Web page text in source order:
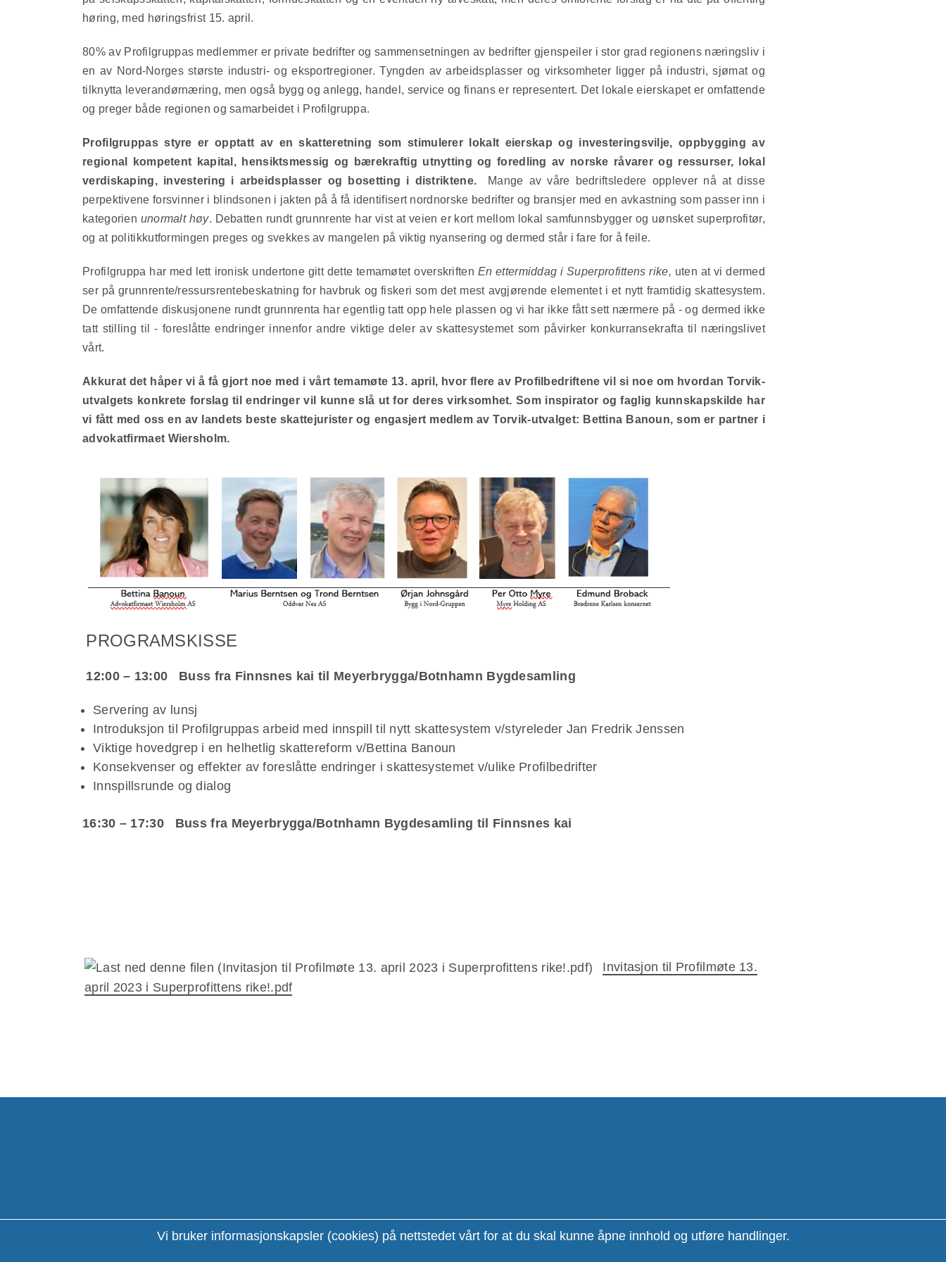
høring, med høringsfrist 15. april.
80% av Profilgruppas medlemmer er private bedrifter og sammensetningen av bedrifter gjenspeiler i stor grad regionens næringsliv i
en av Nord-Norges største industri- og eksportregioner. Tyngden av arbeidsplasser og virksomheter ligger på industri, sjømat og
tilknytta leverandørnæring, men også bygg og anlegg, handel, service og finans er representert. Det lokale eierskapet er omfattende
og preger både regionen og samarbeidet i Profilgruppa.
Profilgruppas styre er opptatt av en skatteretning som stimulerer lokalt eierskap og investeringsvilje, oppbygging av
regional kompetent kapital, hensiktsmessig og bærekraftig utnytting og foredling av norske råvarer og ressurser, lokal
verdiskaping, investering i arbeidsplasser og bosetting i distriktene. Mange av våre bedriftsledere opplever nå at disse
perpektivene forsvinner i blindsonen i jakten på å få identifisert nordnorske bedrifter og bransjer med en avkastning som passer inn i
kategorien unormalt høy. Debatten rundt grunnrente har vist at veien er kort mellom lokal samfunnsbygger og uønsket superprofitør,
og at politikkutformingen preges og svekkes av mangelen på viktig nyansering og dermed står i fare for å feile.
Profilgruppa har med lett ironisk undertone gitt dette temamøtet overskriften En ettermiddag i Superprofittens rike, uten at vi dermed
ser på grunnrente/ressursrentebeskatning for havbruk og fiskeri som det mest avgjørende elementet i et nytt framtidig skattesystem.
De omfattende diskusjonene rundt grunnrenta har egentlig tatt opp hele plassen og vi har ikke fått sett nærmere på - og dermed ikke
tatt stilling til - foreslåtte endringer innenfor andre viktige deler av skattesystemet som påvirker konkurransekrafta til næringslivet
vårt.
Akkurat det håper vi å få gjort noe med i vårt temamøte 13. april, hvor flere av Profilbedriftene vil si noe om hvordan Torvik-
utvalgets konkrete forslag til endringer vil kunne slå ut for deres virksomhet. Som inspirator og faglig kunnskapskilde har
vi fått med oss en av landets beste skattejurister og engasjert medlem av Torvik-utvalget: Bettina Banoun, som er partner i
advokatfirmaet Wiersholm.
PROGRAMSKISSE
12:00 – 13:00 Buss fra Finnsnes kai til Meyerbrygga/Botnhamn Bygdesamling
Servering av lunsj
Introduksjon til Profilgruppas arbeid med innspill til nytt skattesystem v/styreleder Jan Fredrik Jenssen
Viktige hovedgrep i en helhetlig skattereform v/Bettina Banoun
Konsekvenser og effekter av foreslåtte endringer i skattesystemet v/ulike Profilbedrifter
Innspillsrunde og dialog
16:30 – 17:30 Buss fra Meyerbrygga/Botnhamn Bygdesamling til Finnsnes kai
Invitasjon til Profilmøte 13.
april 2023 i Superprofittens rike!.pdf
FINNSNES
adm@profilgruppa.no
Vi bruker informasjonskapsler (cookies) på nettstedet vårt for at du skal kunne åpne innhold og utføre handlinger.